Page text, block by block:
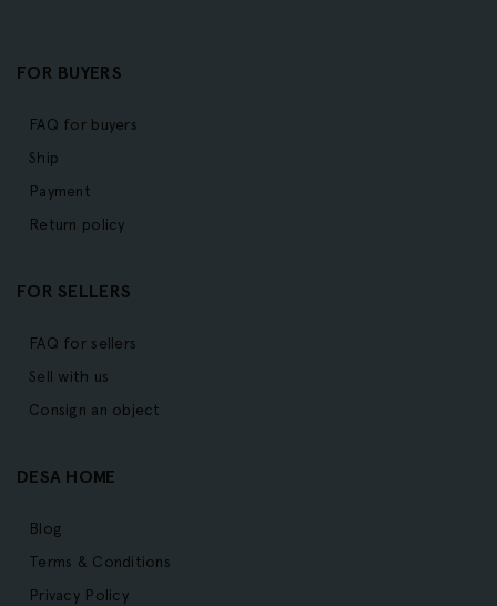
FOR BUYERS
FAQ for buyers
Ship
Payment
Return policy
FOR SELLERS
FAQ for sellers
Sell with us
Consign an object
DESA HOME
Blog
Terms & Conditions
Privacy Policy